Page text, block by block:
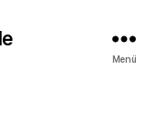
Menü